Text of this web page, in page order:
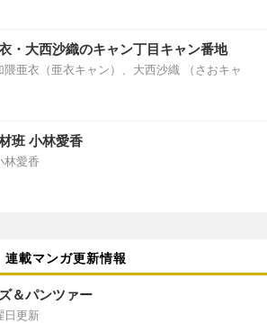
・大西沙織のキャン丁目キャン番地
隈亜衣（亜衣キャン）、大西沙織 （さおキャ
班 小林愛香
林愛香
連載マンガ更新情報
＆パンツァー
日更新